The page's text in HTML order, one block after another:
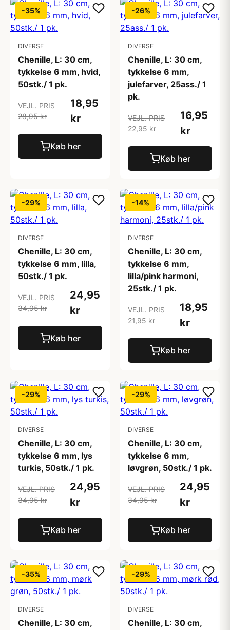
-35%
DIVERSE
Chenille, L: 30 cm,
tykkelse 6 mm, hvid,
50stk./ 1 pk.
VEJL. PRIS
28,95 kr
18,95
kr
Køb her
-26%
DIVERSE
Chenille, L: 30 cm,
tykkelse 6 mm,
julefarver, 25ass./ 1
pk.
VEJL. PRIS
22,95 kr
16,95
kr
Køb her
-29%
DIVERSE
Chenille, L: 30 cm,
tykkelse 6 mm, lilla,
50stk./ 1 pk.
VEJL. PRIS
34,95 kr
24,95
kr
Køb her
-14%
DIVERSE
Chenille, L: 30 cm,
tykkelse 6 mm,
lilla/pink harmoni,
25stk./ 1 pk.
VEJL. PRIS
21,95 kr
18,95
kr
Køb her
-29%
DIVERSE
Chenille, L: 30 cm,
tykkelse 6 mm, lys
turkis, 50stk./ 1 pk.
VEJL. PRIS
34,95 kr
24,95
kr
Køb her
-29%
DIVERSE
Chenille, L: 30 cm,
tykkelse 6 mm,
løvgrøn, 50stk./ 1 pk.
VEJL. PRIS
34,95 kr
24,95
kr
Køb her
-35%
DIVERSE
Chenille, L: 30 cm,
-29%
DIVERSE
Chenille, L: 30 cm,